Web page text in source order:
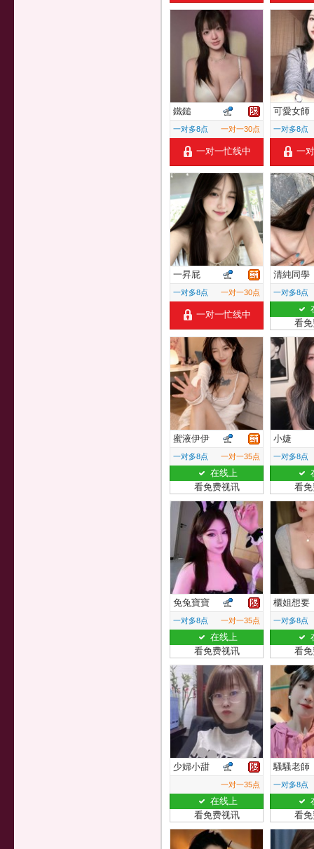
鐵鎚
一对多8点 一对一30点
一对一忙线中
可愛女師
一对多8点
一
一昇屁
一对多8点 一对一30点
一对一忙线中
清純同學
一对多8点
看
蜜液伊伊
一对多8点 一对一35点
在线上
看免费视讯
小婕
一对多8点
看
免兔寶寶
一对多8点 一对一35点
在线上
看免费视讯
櫃姐想要
一对多8点
看
少婦小甜
一对一35点
在线上
看免费视讯
騷騷老師
一对多8点
看